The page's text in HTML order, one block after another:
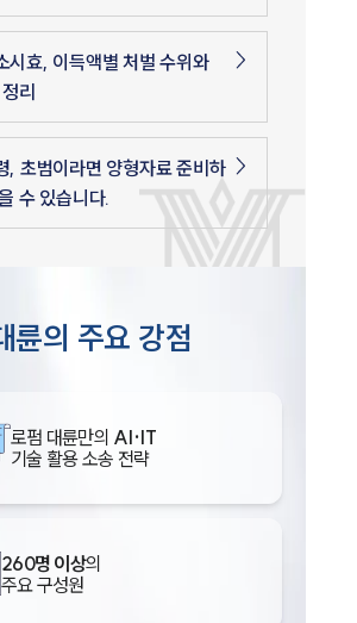
시효, 이득액별 처벌 수위와
리
, 초범이라면 양형자료 준비하
수 있습니다.
륜의 주요 강점
로펌 대륜만의 AI·IT
기술 활용 소송 전략
260명 이상의
주요 구성원